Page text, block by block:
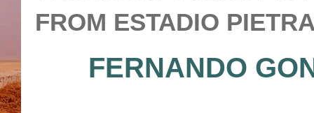
FROM ESTADIO
FERNANDO